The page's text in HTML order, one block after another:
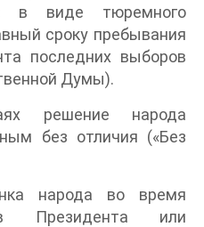
в виде тюремного
сроку пребывания
последних выборов
Думы).
решение народа
без отличия («Без
народа во время
Президента или